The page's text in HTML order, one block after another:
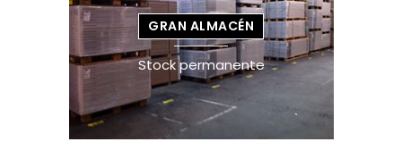
GRAN ALMACÉN
Stock permanente